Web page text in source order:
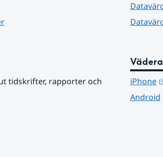
tidskrifter, rapporter och
iPhone
Android